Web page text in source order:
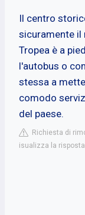
Il centro
sicuramente il
Tropea è a
l'autobus o
stessa a
comodo
del paese.
Richiesta di
isualizza la